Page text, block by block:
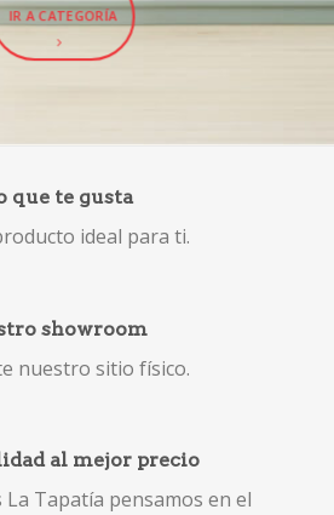
IR A CATEGORÍA
que te gusta
ideal para ti.
showroom
nuestro sitio físico.
al mejor precio
Tapatía pensamos en el